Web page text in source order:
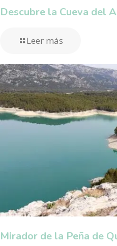
Descubre la Cueva del
Leer más
Mirador de la Peña de